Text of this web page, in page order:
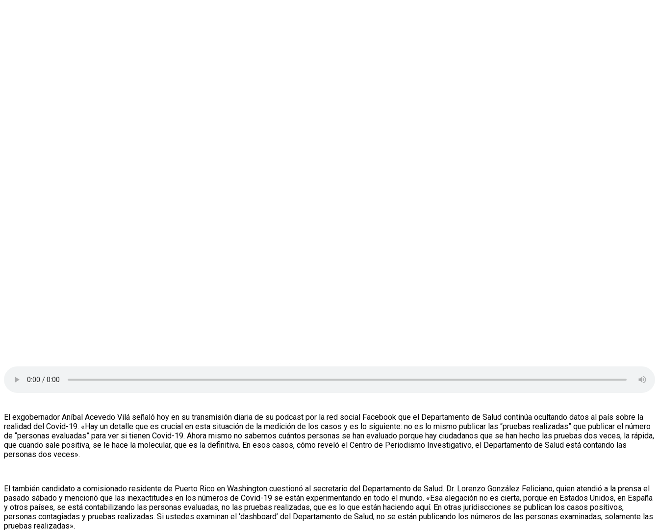
El exgobernador Aníbal Acevedo Vilá señaló hoy en su transmisión diaria de su podcast por la red social Facebook que el Departamento de Salud continúa ocultando datos al país sobre la
realidad del Covid-19. «Hay un detalle que es crucial en esta situación de la medición de los casos y es lo siguiente: no es lo mismo publicar las “pruebas realizadas” que publicar el número
de “personas evaluadas” para ver si tienen Covid-19. Ahora mismo no sabemos cuántos personas se han evaluado porque hay ciudadanos que se han hecho las pruebas dos veces, la rápida,
que cuando sale positiva, se le hace la molecular, que es la definitiva. En esos casos, cómo reveló el Centro de Periodismo Investigativo, el Departamento de Salud está contando las
personas dos veces».
El también candidato a comisionado residente de Puerto Rico en Washington cuestionó al secretario del Departamento de Salud. Dr. Lorenzo González Feliciano, quien atendió a la prensa el
pasado sábado y mencionó que las inexactitudes en los números de Covid-19 se están experimentando en todo el mundo. «Esa alegación no es cierta, porque en Estados Unidos, en España
y otros países, se está contabilizando las personas evaluadas, no las pruebas realizadas, que es lo que están haciendo aquí. En otras juridiscciones se publican los casos positivos,
personas contagiadas y pruebas realizadas. Si ustedes examinan el ‘dashboard’ del Departamento de Salud, no se están publicando los números de las personas examinadas, solamente las
pruebas realizadas».